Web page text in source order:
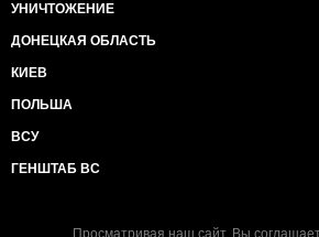
УНИЧТОЖЕНИЕ
ДОНЕЦКАЯ ОБЛАСТЬ
КИЕВ
ПОЛЬША
ВСУ
ГЕНШТАБ ВС
Просматривая наш сайт, Вы